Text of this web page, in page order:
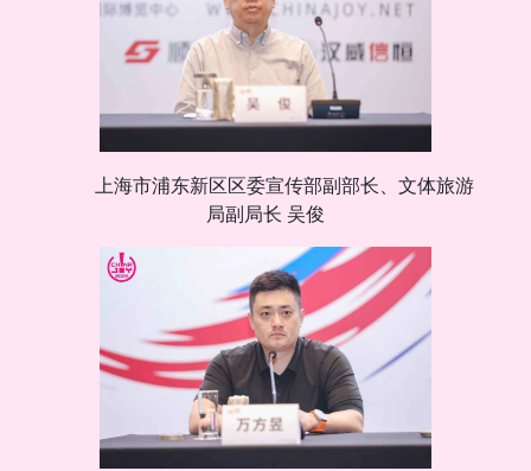
上海市浦东新区区委宣传部副部长、文体旅游
局副局长 吴俊